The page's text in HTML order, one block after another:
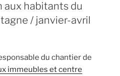
aux habitants du
/ janvier-avril
du chantier de
immeubles et centre